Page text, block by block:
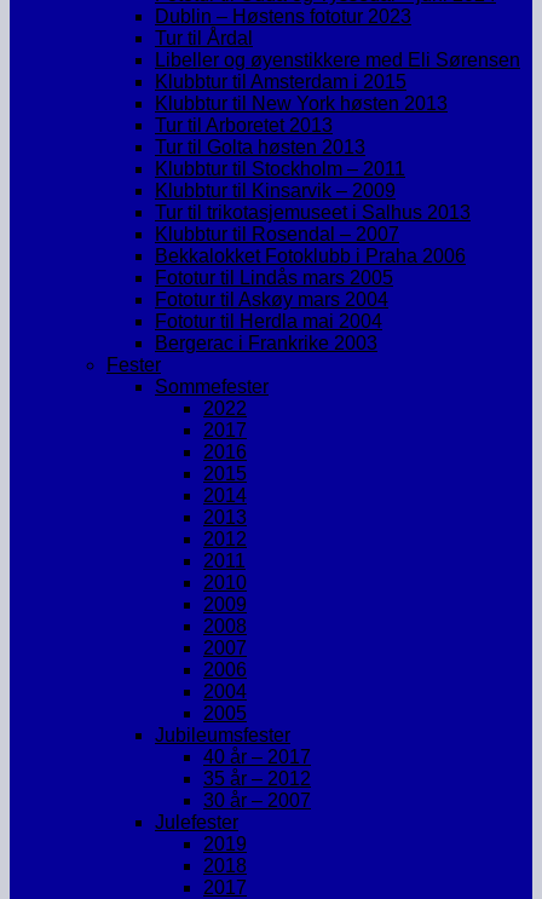
Dublin – Høstens fototur 2023
Tur til Årdal
Libeller og øyenstikkere med Eli Sørensen
Klubbtur til Amsterdam i 2015
Klubbtur til New York høsten 2013
Tur til Arboretet 2013
Tur til Golta høsten 2013
Klubbtur til Stockholm – 2011
Klubbtur til Kinsarvik – 2009
Tur til trikotasjemuseet i Salhus 2013
Klubbtur til Rosendal – 2007
Bekkalokket Fotoklubb i Praha 2006
Fototur til Lindås mars 2005
Fototur til Askøy mars 2004
Fototur til Herdla mai 2004
Bergerac i Frankrike 2003
Fester
Sommefester
2022
2017
2016
2015
2014
2013
2012
2011
2010
2009
2008
2007
2006
2004
2005
Jubileumsfester
40 år – 2017
35 år – 2012
30 år – 2007
Julefester
2019
2018
2017